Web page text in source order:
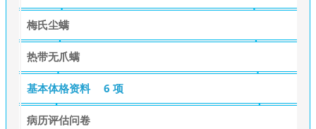
梅氏尘螨
热带无爪螨
基本体格资料 6 项
病历评估问卷